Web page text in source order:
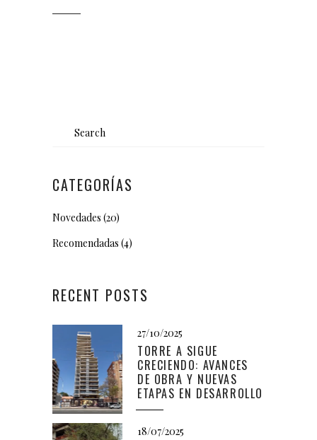
CATEGORÍAS
Novedades (20)
Recomendadas (4)
RECENT POSTS
27/10/2025
TORRE A SIGUE
CRECIENDO: AVANCES
DE OBRA Y NUEVAS
ETAPAS EN DESARROLLO
18/07/2025